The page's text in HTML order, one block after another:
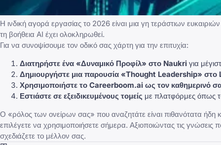
Η ινδική αγορά εργασίας το 2026 είναι μια γη τεράστιων
τη βοήθεια AI έχει ολοκληρωθεί.
Για να συνοψίσουμε τον οδικό σας χάρτη για την επιτυχία:
Διατηρήστε ένα «Δυναμικό Προφίλ» στο Naukri για
Δημιουργήστε μια παρουσία «Thought Leadership» στο
Χρησιμοποιήστε το Careerboom.ai ως τον καθημερινό
Εστιάστε σε εξειδικευμένους τομείς με πλατφόρμες όπως
Ο «ρόλος των ονείρων σας» που αναζητάτε είναι πιθανότατα ήδη
επιλέγετε να χρησιμοποιήσετε σήμερα. Αξιοποιώντας τις
σχεδιάζετε το μέλλον σας.